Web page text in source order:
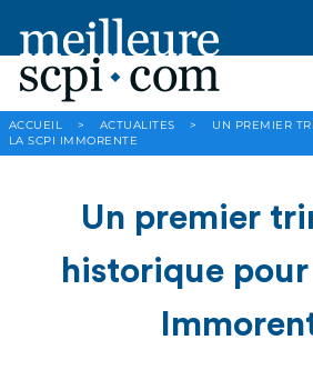
ACCUEIL > ACTUALITES >
UN PREMIER
LA SCPI IMMORENTE
Un premier
historique pour